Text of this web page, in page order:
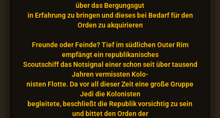
über das Bergungsgut
in Erfahrung zu bringen und dieses bei Bedarf für den
Orden zu akquirieren
Freunde oder Feinde? Tief im südlichen Outer Rim
empfängt ein republikanisches
Scoutschiff das Notsignal einer schon seit über tausend
Jahren vermissten Kolo-
nisten Flotte. Da vor all dieser Zeit eine große Gruppe
Jedi die Kolonisten
begleitete, beschließt die Republik vorsichtig zu sein
und bittet den Orden der